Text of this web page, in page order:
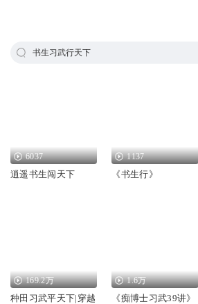
书生习武行天下
6037
逍遥书生闯天下
1137
《书生行》
169.2万
种田习武平天下|穿越
1.6万
《痴博士习武39讲》